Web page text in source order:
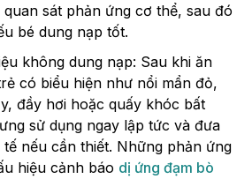
sát phản ứng cơ thể, sau đó
bé dung nạp tốt.
không dung nạp: Sau khi ăn
có biểu hiện như nổi mẩn đỏ,
đầy hơi hoặc quấy khóc bất
sử dụng ngay lập tức và đưa
tế nếu cần thiết. Những phản ứng
hiệu cảnh báo dị ứng đạm bò